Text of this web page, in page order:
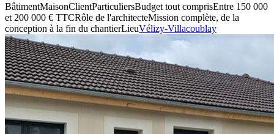
BâtimentMaisonClientParticuliersBudget tout comprisEntre 150 000
et 200 000 € TTCRôle de l'architecteMission complète, de la
conception à la fin du chantierLieuVélizy-Villacoublay